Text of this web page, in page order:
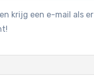
krijg een e-mail als